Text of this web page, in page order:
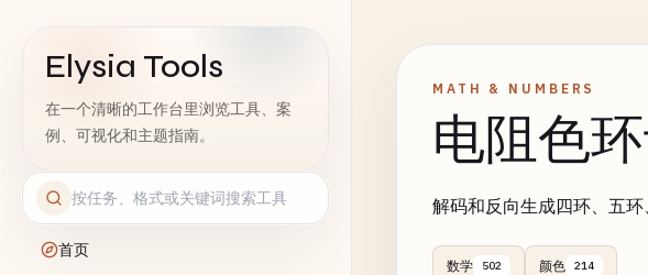
Elysia Tools
在一个清晰的工作台里浏览工具、案
例、可视化和主题指南。
首页
MATH & NUMBERS
电阻色
解码和反向生成四环、五
数学 502 颜色 214